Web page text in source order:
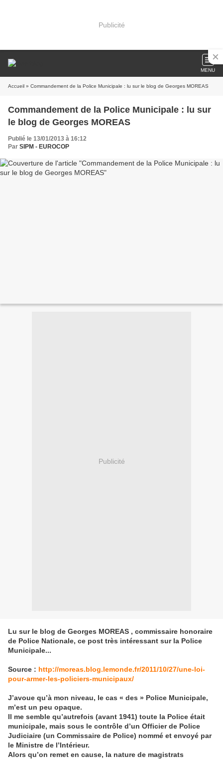
Publicité
MENU
Accueil » Commandement de la Police Municipale : lu sur le blog de Georges MOREAS
Commandement de la Police Municipale : lu sur
le blog de Georges MOREAS
Publié le 13/01/2013 à 16:12
Par SIPM - EUROCOP
Publicité
Lu sur le blog de Georges MOREAS , commissaire honoraire
de Police Nationale, ce post très intéressant sur la Police
Municipale...
Source : http://moreas.blog.lemonde.fr/2011/10/27/une-loi-
pour-armer-les-policiers-municipaux/
J’avoue qu’à mon niveau, le cas « des » Police Municipale,
m’est un peu opaque.
Il me semble qu’autrefois (avant 1941) toute la Police était
municipale, mais sous le contrôle d’un Officier de Police
Judiciaire (un Commissaire de Police) nommé et envoyé par
le Ministre de l’Intérieur.
Alors qu’on remet en cause, la nature de magistrats